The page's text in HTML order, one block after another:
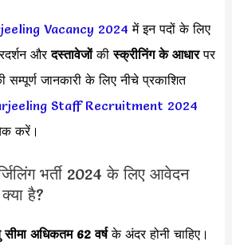
Vacancy 2024 में इन पदों के लिए
औरदस्तावेजोंकीस्क्रीनिंग के आधारपर
सम्पूर्ण जानकारी के लिए नीचे प्रकाशित
Staff Recruitment 2024
करें।
भर्ती 2024 के लिए आवेदन
है?
अधिकतम 62 वर्षके अंदर होनी चाहिए।